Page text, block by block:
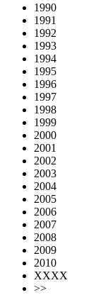
1990
1991
1992
1993
1994
1995
1996
1997
1998
1999
2000
2001
2002
2003
2004
2005
2006
2007
2008
2009
2010
XXXX
>>